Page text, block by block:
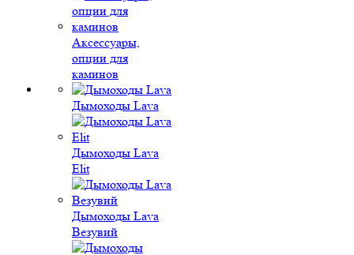
Аксессуары,
опции для
каминов
Дымоходы Lava
Дымоходы Lava
Elit
Дымоходы Lava
Везувий